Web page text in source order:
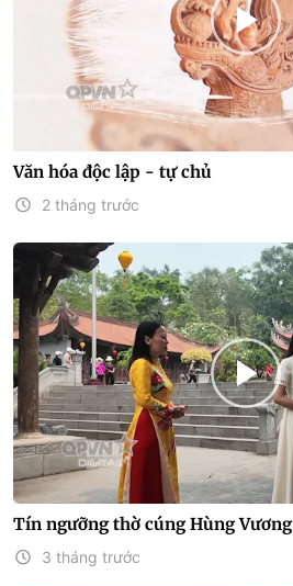
Văn hóa độc lập - tự chủ
2 tháng trước
Tín ngưỡng thờ cúng Hùng Vương
3 tháng trước